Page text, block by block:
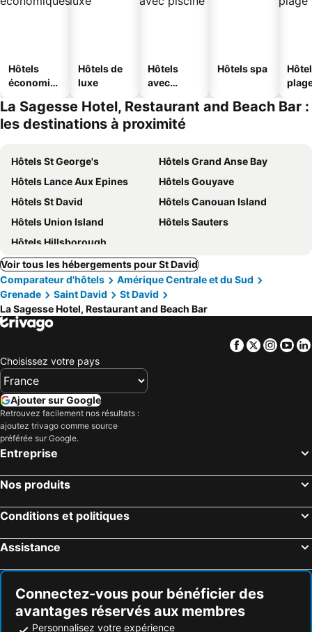
Hôtels
économiq
Hôtels de
luxe
Hôtels
avec
Hôtels spa
La Sagesse Hotel, Restaurant and Beach Bar :
les destinations à proximité
Hôtels St George's
Hôtels Grand Anse Bay
Hôtels Lance Aux Epines
Hôtels Gouyave
Hôtels St David
Hôtels Canouan Island
Hôtels Union Island
Hôtels Sauters
Hôtels Hillsborough
Voir tous les hébergements pour St David
Comparateur d'hôtels
Amérique Centrale et du Sud
Grenade
Saint David
St David
La Sagesse Hotel, Restaurant and Beach Bar
Facebook
Twitter
Choisissez votre pays
Ajouter sur Google
Retrouvez facilement nos résultats :
ajoutez trivago comme source
préférée sur Google.
Entreprise
Nos produits
Conditions et politiques
Assistance
Connectez-vous pour bénéficier des
avantages réservés aux membres
Personnalisez votre expérience